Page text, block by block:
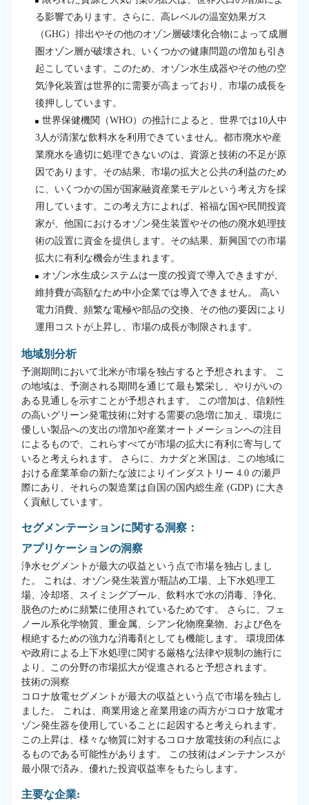
る影響であります。さらに、高レベルの温室効果ガス
（GHG）排出やその他のオゾン層破壊化合物によって成層
圏オゾン層が破壊され、いくつかの健康問題の増加も引き
起こしています。このため、オゾン水生成器やその他の空
気浄化装置は世界的に需要が高まっており、市場の成長を
後押ししています。
世界保健機関（WHO）の推計によると、世界では10人中
3人が清潔な飲料水を利用できていません。都市廃水や産
業廃水を適切に処理できないのは、資源と技術の不足が原
因であります。その結果、市場の拡大と公共の利益のため
に、いくつかの国が国家融資産業モデルという考え方を採
用しています。この考え方によれば、裕福な国や民間投資
家が、他国におけるオゾン発生装置やその他の廃水処理技
術の設置に資金を提供します。その結果、新興国での市場
拡大に有利な機会が生まれます。
オゾン水生成システムは一度の投資で導入できますが、
維持費が高額なため中小企業では導入できません。 高い
電力消費、頻繁な電極や部品の交換、その他の要因により
運用コストが上昇し、市場の成長が制限されます。
地域別分析
予測期間において北米が市場を独占すると予想されます。 こ
の地域は、予測される期間を通じて最も繁栄し、やりがいの
ある見通しを示すことが予想されます。 この増加は、信頼性
の高いグリーン発電技術に対する需要の急増に加え、環境に
優しい製品への支出の増加や産業オートメーションへの注目
によるもので、これらすべてが市場の拡大に有利に寄与して
いると考えられます。 さらに、カナダと米国は、この地域に
おける産業革命の新たな波によりインダストリー 4.0 の瀬戸
際にあり、それらの製造業は自国の国内総生産 (GDP) に大き
く貢献しています。
セグメンテーションに関する洞察：
アプリケーションの洞察
浄水セグメントが最大の収益という点で市場を独占しまし
た。 これは、オゾン発生装置が瓶詰め工場、上下水処理工
場、冷却塔、スイミングプール、飲料水で水の消毒、浄化、
脱色のために頻繁に使用されているためです。 さらに、フェ
ノール系化学物質、重金属、シアン化物廃棄物、および色を
根絶するための強力な消毒剤としても機能します。 環境団体
や政府による上下水処理に関する厳格な法律や規制の施行に
より、この分野の市場拡大が促進されると予想されます。
技術の洞察
コロナ放電セグメントが最大の収益という点で市場を独占し
ました。 これは、商業用途と産業用途の両方がコロナ放電オ
ゾン発生器を使用していることに起因すると考えられます。
この上昇は、様々な物質に対するコロナ放電技術の利点によ
るものである可能性があります。 この技術はメンテナンスが
最小限で済み、優れた投資収益率をもたらします。
主要な企業: